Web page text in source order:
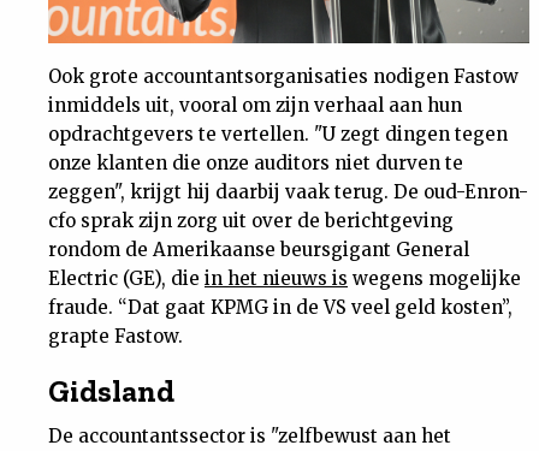
Ook grote accountantsorganisaties nodigen Fastow
inmiddels uit, vooral om zijn verhaal aan hun
opdrachtgevers te vertellen. "U zegt dingen tegen
onze klanten die onze auditors niet durven te
zeggen", krijgt hij daarbij vaak terug. De oud-Enron-
cfo sprak zijn zorg uit over de berichtgeving
rondom de Amerikaanse beursgigant General
Electric (GE), die in het nieuws is wegens mogelijke
fraude. “Dat gaat KPMG in de VS veel geld kosten”,
grapte Fastow.
Gidsland
De accountantssector is "zelfbewust aan het